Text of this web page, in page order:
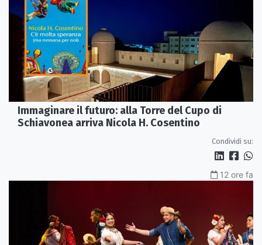
Immaginare il futuro: alla Torre del Cupo di
Schiavonea arriva Nicola H. Cosentino
Condividi su:
12 ore fa